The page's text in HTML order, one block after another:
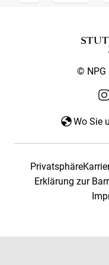
© NPG
Wo Sie
Privatsphäre
Erklärung zur